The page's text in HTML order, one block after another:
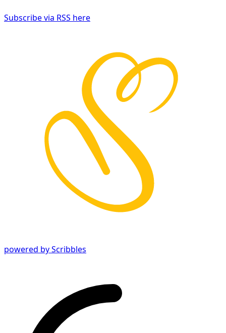
Subscribe via RSS here
powered by Scribbles